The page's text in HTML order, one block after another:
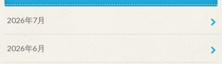
2026年7月
2026年6月